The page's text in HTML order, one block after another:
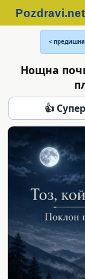
< предишна
Нощна
👍 Супер